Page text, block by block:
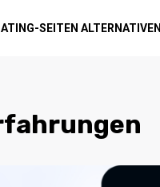
SEITEN ALTERNATIVEN